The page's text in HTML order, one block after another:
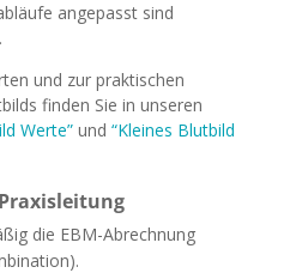
angepasst sind
.
und zur praktischen
finden Sie in unseren
Werte” und “Kleines Blutbild
die EBM-Abrechnung